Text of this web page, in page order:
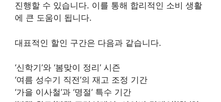
진행할 수 있습니다. 이를 통해 합리적인 소비 생활
에 큰 도움이 됩니다.
대표적인 할인 구간은 다음과 같습니다.
‘신학기’와 ‘봄맞이 정리’ 시즌
‘여름 성수기 직전’의 재고 조정 기간
‘가을 이사철’과 ‘명절’ 특수 기간